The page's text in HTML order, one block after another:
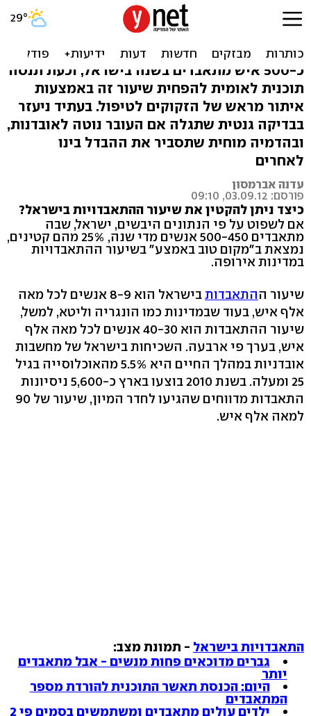
אובדנות: בדיקת דם תגלה
מראש מי בסיכון
כ-500 איש מתאבדים בשנה בישראל, וכעת תנסה
תוכנית לאומית להפחית שיעור זה באמצעות
איתור מראש של הזקוקים לטיפול. בעתיד ניעזר
בבדיקה גנטית שתגלה אם העובר נוטה לאובדנות,
ובהדמיה מוחית שתסביר את ההבדל בינו
לאחרים
עדנה אברמסון
פורסם: 03.09.12, 09:10
כיצד ניתן להקטין את שיעור ההתאבדויות בישראל?
אם לשפוט על פי הנתונים היבשים, ישראל, שבה
מתאבדים 500-450 אנשים מדי שנה, 25% מהם קטינים,
נמצאת ב"מקום טוב באמצע" בשיעור ההתאבדויות
במדינות אירופה.
שיעור ההתאבדות
בישראל הוא 8-9 אנשים לכל מאה
אלף איש, בעוד שבמדינות כמו הונגריה וליטא, למשל,
שיעור ההתאבדות הוא 40-30 אנשים לכל מאה אלף
איש, בערך פי ארבעה. השכיחות בישראל של מחשבות
אובדניות במהלך החיים היא 5.5% מהאוכלוסייה בגיל
25 ומעלה. בשנת 2010 בוצעו בארץ כ-5,600 ניסיונות
התאבדות מדווחים שהגיעו לחדר המיון, שיעור של 90
למאה אלף איש.
התאבדויות בישראל - תמונת מצב:
גברים מדוכאים פחות מנשים - אבל מתאבדים
יותר
היום: הכנסת תאשר התוכנית להורדת מספר
המתאבדים
ילדים עולים מתאבדים ומשתמשים בסמים פי 2